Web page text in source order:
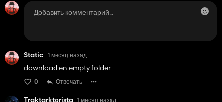
Static 1 месяц назад
download en empty folder
0 Отвечать
Traktarktorista 1 месяц назад